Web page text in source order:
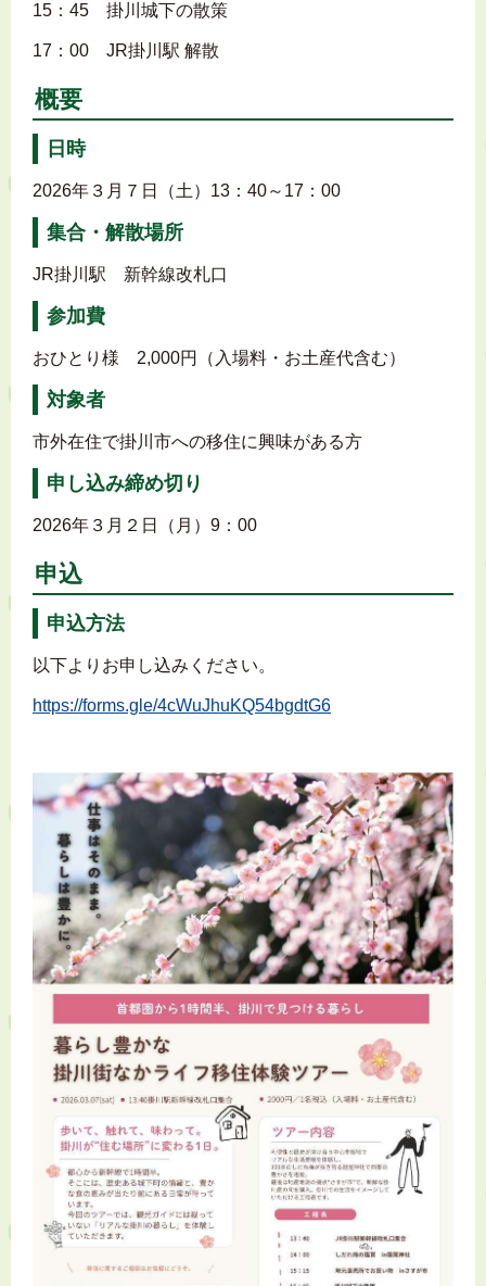
15：45 掛川城下の散策
17：00 JR掛川駅 解散
概要
日時
2026年３月７日（土）13：40～17：00
集合・解散場所
JR掛川駅 新幹線改札口
参加費
おひとり様 2,000円（入場料・お土産代含む）
対象者
市外在住で掛川市への移住に興味がある方
申し込み締め切り
2026年３月２日（月）9：00
申込
申込方法
以下よりお申し込みください。
https://forms.gle/4cWuJhuKQ54bgdtG6